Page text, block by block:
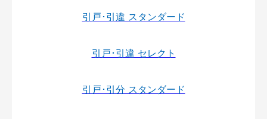
引戸･引違 スタンダード
引戸･引違 セレクト
引戸･引分 スタンダード